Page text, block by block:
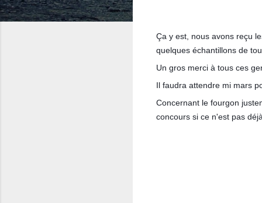
Ça y est, nous avons reçu
quelques échantillons de
Un gros merci à tous ces
Il faudra attendre mi mars
Concernant le fourgon
concours si ce n'est pas